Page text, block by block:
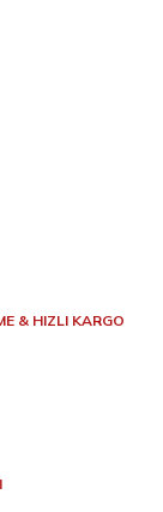
& HIZLI KARGO